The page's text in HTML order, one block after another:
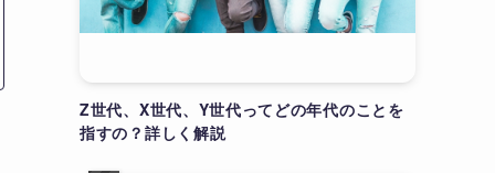
Z世代、X世代、Y世代ってどの年代のことを
指すの？詳しく解説